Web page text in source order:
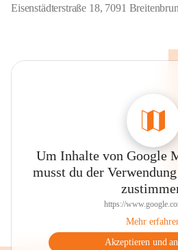
Eisenstädterstraße 18, 7091
Um Inhalte von Google
musst du der
https://
Mehr
Akzeptieren und